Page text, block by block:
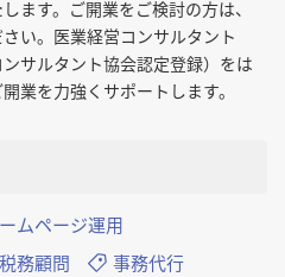
ます。ご開業をご検討の方は、
い。医業経営コンサルタント
サルタント協会認定登録）をは
業を力強くサポートします。
ムページ運用
務顧問
事務代行